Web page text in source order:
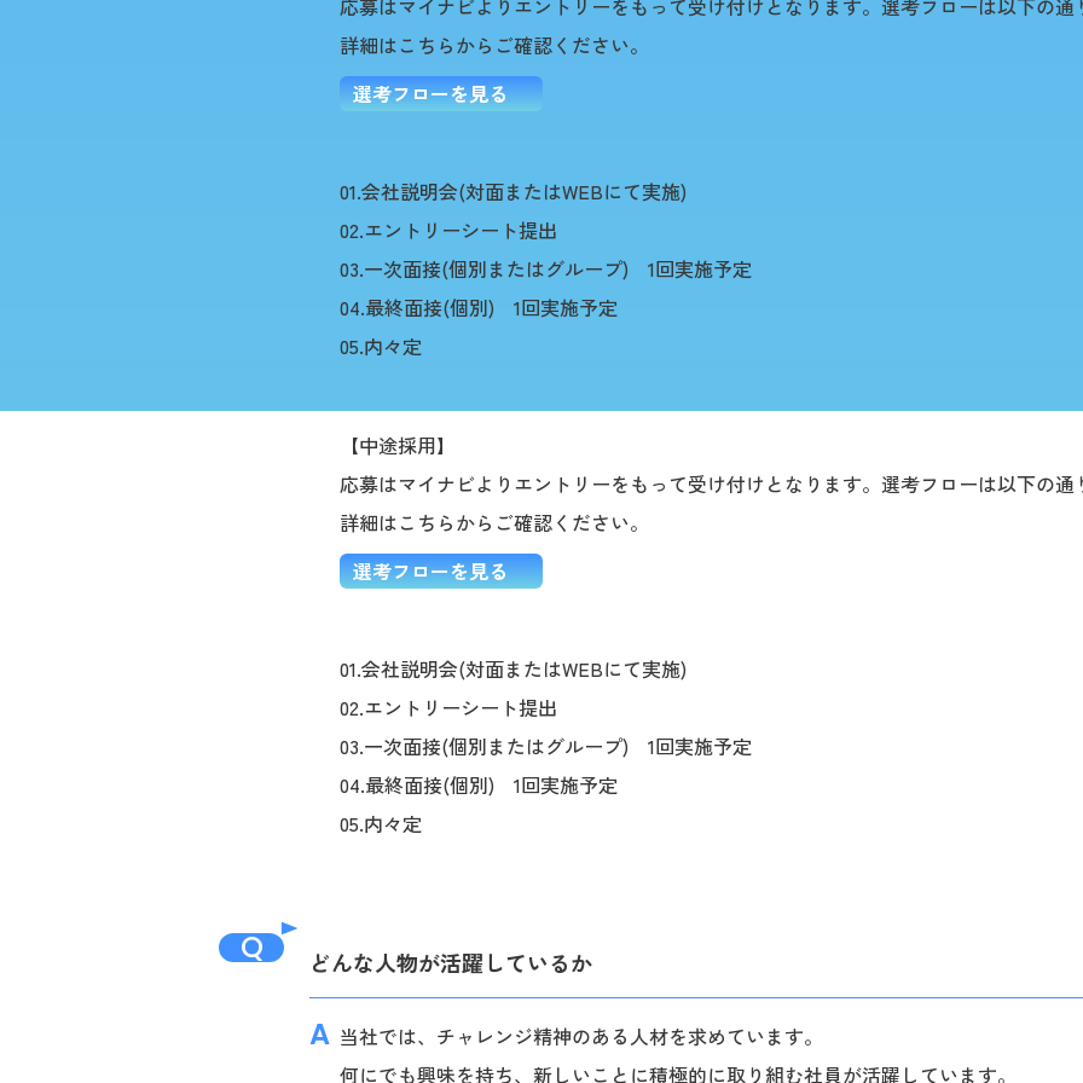
詳細はこちらからご確認ください。
選考フローを見る
01.会社説明会(対面またはWEBにて実施)
02.エントリーシート提出
03.一次面接(個別またはグループ) 1回実施予定
04.最終面接(個別) 1回実施予定
05.内々定
【中途採用】
応募はマイナビよりエントリーをもって受け付けとなります。選考フローは以下の通
詳細はこちらからご確認ください。
選考フローを見る
01.会社説明会(対面またはWEBにて実施)
02.エントリーシート提出
03.一次面接(個別またはグループ) 1回実施予定
04.最終面接(個別) 1回実施予定
05.内々定
Q どんな人物が活躍しているか
当社では、チャレンジ精神のある人材を求めています。
何にでも興味を持ち、新しいことに積極的に取り組む社員が活躍しています。